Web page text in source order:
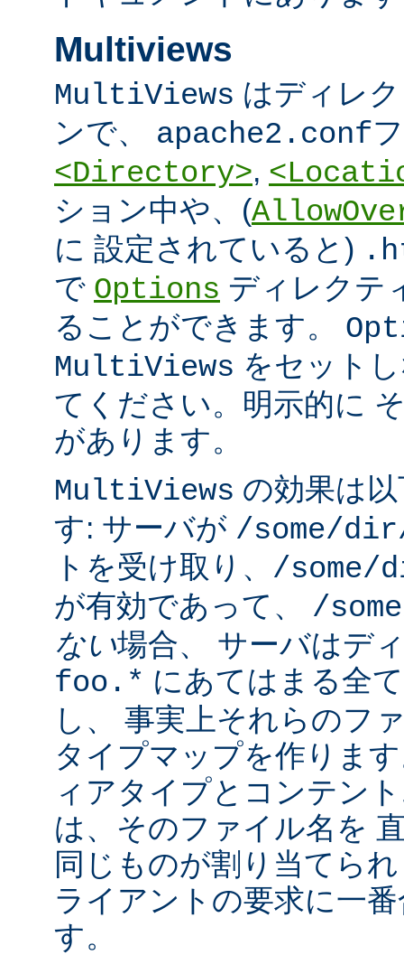
Multiviews
MultiViews はディレ
ンで、 apache2.conf
<Directory>,
ション中や、(
に 設定されていると)
で Options ディレクテ
ることができます。
MultiViews をセット
てください。明示的に
があります。
MultiViews の効果は
す: サーバが /some/
トを受け取り、 /some/
が有効であって、 /
ない場合、 サーバはデ
foo.* にあてはまる全
し、 事実上それらのフ
タイプマップを作りま
ィアタイプとコンテン
は、そのファイル名を
同じものが割り当てら
ライアントの要求に一
す。